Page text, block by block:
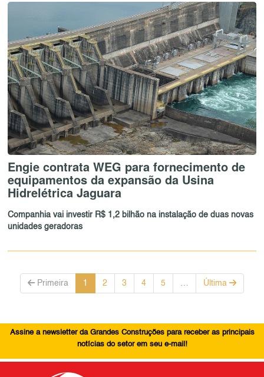
Engie contrata WEG para fornecimento de
equipamentos da expansão da Usina
Hidrelétrica Jaguara
Companhia vai investir R$ 1,2 bilhão na instalação de duas novas
unidades geradoras
Primeira 1 2 3 4 5 … Última
Assine a newsletter da Grandes Construções para receber as principais
notícias do setor em seu e-mail!